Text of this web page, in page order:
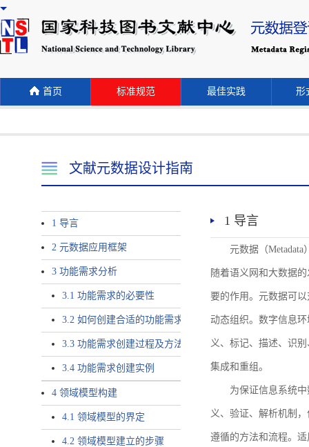
首页 标准规范 最佳实践 形
文献元数据设计指南
1 导言
2 元数据应用框架
3 功能需求分析
3.1 功能需求的必要性
3.2 如何创建合适的功能需求
3.3 功能需求创建过程及方法
3.4 功能需求创建实例
4 领域模型构建
4.1 领域模型的界定
4.2 领域模型建立的步骤
1 导言
元数据（
随着语义网和大数据
要的作用。元数据可
动态组织。数字信息
义、标记、描述、识
集成和重组。
为保证信息系统
义、验证、解析机制
遵循的方法和流程。